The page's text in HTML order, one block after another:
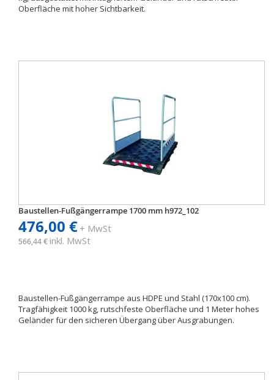
Oberfläche mit hoher Sichtbarkeit.
Baustellen-Fußgängerrampe 1700 mm h972_102
476,00 €+ MwSt
566,44 € inkl. MwSt
Baustellen-Fußgängerrampe aus HDPE und Stahl (170x100 cm).
Tragfähigkeit 1000 kg, rutschfeste Oberfläche und 1 Meter hohes
Geländer für den sicheren Übergang über Ausgrabungen.